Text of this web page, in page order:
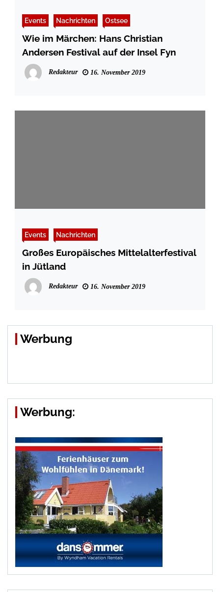
Events Nachrichten Ostsee
Wie im Märchen: Hans Christian
Andersen Festival auf der Insel Fyn
Redakteur 16. November 2019
Events Nachrichten
Großes Europäisches Mittelalterfestival
in Jütland
Redakteur 16. November 2019
Werbung
Werbung: